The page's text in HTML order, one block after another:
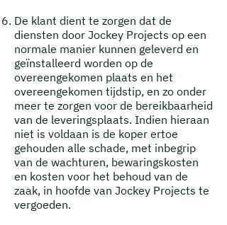
De klant dient te zorgen dat de
diensten door Jockey Projects op een
normale manier kunnen geleverd en
geïnstalleerd worden op de
overeengekomen plaats en het
overeengekomen tijdstip, en zo onder
meer te zorgen voor de bereikbaarheid
van de leveringsplaats. Indien hieraan
niet is voldaan is de koper ertoe
gehouden alle schade, met inbegrip
van de wachturen, bewaringskosten
en kosten voor het behoud van de
zaak, in hoofde van Jockey Projects te
vergoeden.